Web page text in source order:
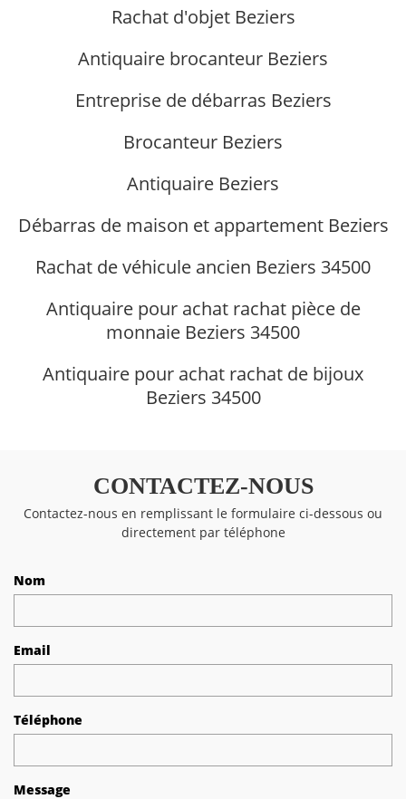
Rachat d'objet Beziers
Antiquaire brocanteur Beziers
Entreprise de débarras Beziers
Brocanteur Beziers
Antiquaire Beziers
Débarras de maison et appartement Beziers
Rachat de véhicule ancien Beziers 34500
Antiquaire pour achat rachat pièce de
monnaie Beziers 34500
Antiquaire pour achat rachat de bijoux
Beziers 34500
CONTACTEZ-NOUS
Contactez-nous en remplissant le formulaire ci-dessous ou
directement par téléphone
Nom
Email
Téléphone
Message